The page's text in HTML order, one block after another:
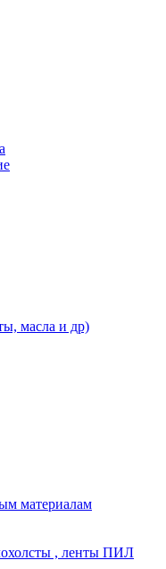
масла и др)
материалам
, ленты ПИЛ